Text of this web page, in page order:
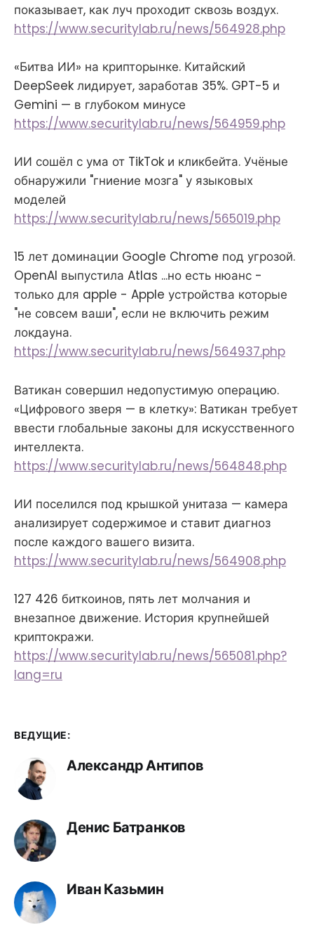
показывает, как луч проходит сквозь воздух.
https://www.securitylab.ru/news/564928.php
«Битва ИИ» на крипторынке. Китайский
DeepSeek лидирует, заработав 35%. GPT-5 и
Gemini — в глубоком минусе
https://www.securitylab.ru/news/564959.php
ИИ сошёл с ума от TikTok и кликбейта. Учёные
обнаружили "гниение мозга" у языковых
моделей
https://www.securitylab.ru/news/565019.php
15 лет доминации Google Chrome под угрозой.
OpenAI выпустила Atlas ...но есть нюанс -
только для apple - Apple устройства которые
"не совсем ваши", если не включить режим
локдауна.
https://www.securitylab.ru/news/564937.php
Ватикан совершил недопустимую операцию.
«Цифрового зверя — в клетку»: Ватикан требует
ввести глобальные законы для искусственного
интеллекта.
https://www.securitylab.ru/news/564848.php
ИИ поселился под крышкой унитаза — камера
анализирует содержимое и ставит диагноз
после каждого вашего визита.
https://www.securitylab.ru/news/564908.php
127 426 биткоинов, пять лет молчания и
внезапное движение. История крупнейшей
криптокражи.
https://www.securitylab.ru/news/565081.php?
lang=ru
ВЕДУЩИЕ:
Александр Антипов
Денис Батранков
Иван Казьмин